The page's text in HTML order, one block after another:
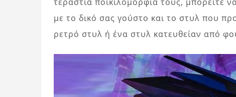
με το δικό σας γούστο και το στυλ που
ρετρό στυλ ή ένα στυλ κατευθείαν από